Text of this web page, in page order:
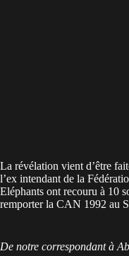
La révélation vient d’être
l’ex intendant de la
Eléphants ont recouru à 10
remporter la CAN 1992 au
De notre correspondant à